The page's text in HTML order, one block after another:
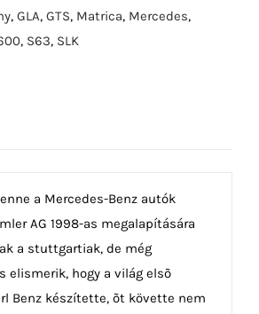
, GLA, GTS, Matrica, Mercedes,
, S63, SLK
a Mercedes-Benz autók
AG 1998-as megalapítására
a stuttgartiak, de még
elismerik, hogy a világ elsõ
Benz készítette, õt követte nem